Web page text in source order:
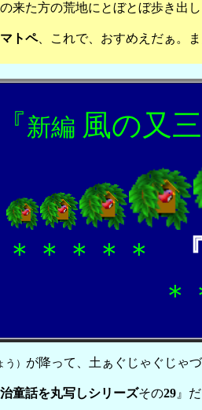
来た方の荒地にとぼとぼ歩き出
トペ、これで、おすめえだぁ
『新編 風の又
＊＊＊＊
う） が降って、土ぁぐじゃぐじゃ
童話を丸写しシリーズその29 』